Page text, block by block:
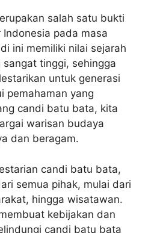
salah satu bukti
pada masa
ini memiliki nilai sejarah
tinggi, sehingga
untuk generasi
pemahaman yang
candi batu bata, kita
warisan budaya
dan beragam.
candi batu bata,
semua pihak, mulai dari
hingga wisatawan.
kebijakan dan
candi batu bata